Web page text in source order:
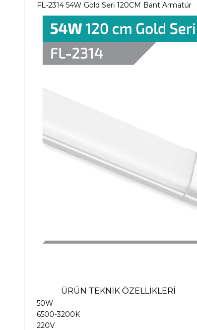
FL-2314 54W Gold Seri 120CM Bant Armatür
ÜRÜN TEKNİK ÖZELLİKLERİ
50W
6500-3200K
220V